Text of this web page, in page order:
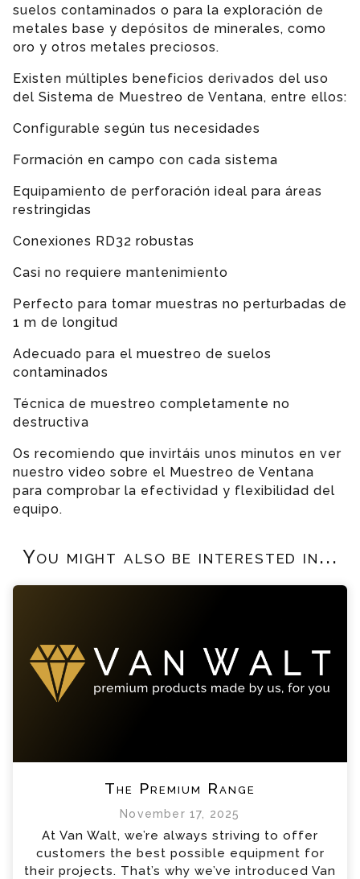
suelos contaminados o para la exploración de
metales base y depósitos de minerales, como
oro y otros metales preciosos.
Existen múltiples beneficios derivados del uso
del Sistema de Muestreo de Ventana, entre ellos:
Configurable según tus necesidades
Formación en campo con cada sistema
Equipamiento de perforación ideal para áreas
restringidas
Conexiones RD32 robustas
Casi no requiere mantenimiento
Perfecto para tomar muestras no perturbadas de
1 m de longitud
Adecuado para el muestreo de suelos
contaminados
Técnica de muestreo completamente no
destructiva
Os recomiendo que invirtáis unos minutos en ver
nuestro video sobre el Muestreo de Ventana
para comprobar la efectividad y flexibilidad del
equipo.
You might also be interested in...
The Premium Range
November 17, 2025
At Van Walt, we’re always striving to offer
customers the best possible equipment for
their projects. That’s why we’ve introduced Van